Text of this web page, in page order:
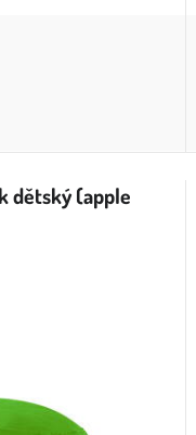
dětský (apple